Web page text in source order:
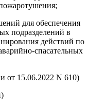
для обеспечения
подразделений в
действий по
спасательных
от 15.06.2022 N 610)